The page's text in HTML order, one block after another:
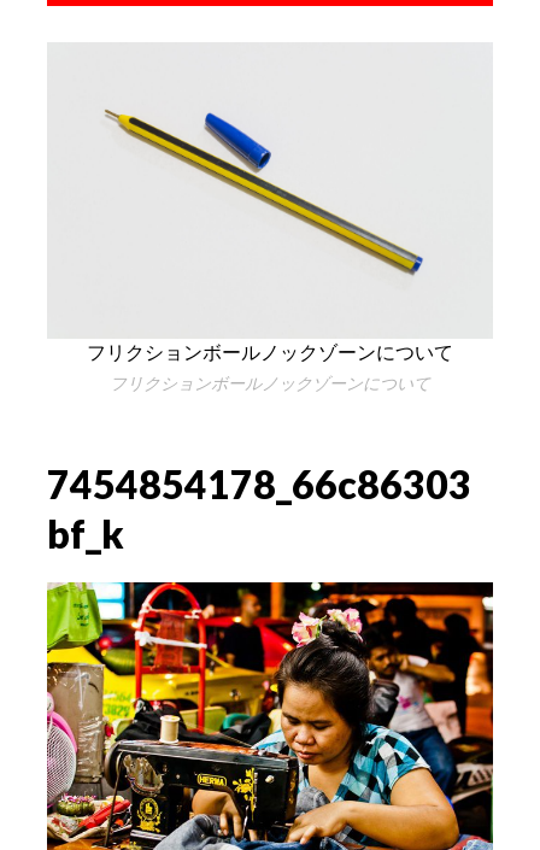
フリクションボールノックゾーンについて
フリクションボールノックゾーンについて
7454854178_66c86303
bf_k